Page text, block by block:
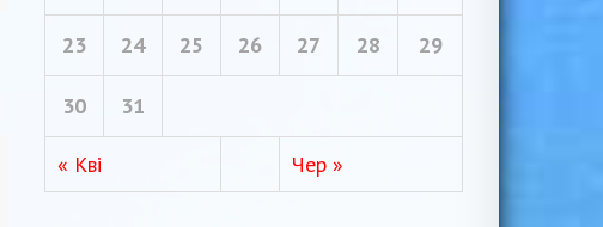
« Кві Чер »
23 24 25 26 27 28 29
30 31